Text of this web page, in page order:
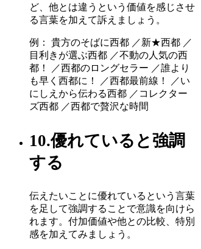
ど、他とは違うという価値を感じさせ
る言葉を加えて訴えましょう。
例： 貴方のそばに西都 ／新★西都 ／
目利きが選ぶ西都 ／不動の人気の西
都！ ／西都のロングセラー ／誰より
も早く西都に！ ／西都最前線！ ／い
にしえから伝わる西都 ／コレクター
ズ西都 ／西都で贅沢な時間
10.優れていると強調
する
伝えたいことに優れているという言葉
を足して強調することで意識を向けら
れます。付加価値や他との比較、特別
感を加えてみましょう。